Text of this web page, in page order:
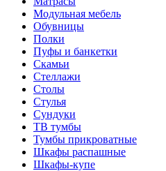
Модульная мебель
Обувницы
Полки
Пуфы и банкетки
Скамьи
Стеллажи
Столы
Стулья
Сундуки
ТВ тумбы
Тумбы прикроватные
Шкафы распашные
Шкафы-купе